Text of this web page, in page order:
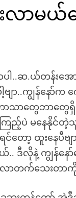
လာမယ်
..ဆ.ယ်တန်းအေ
ာ..ကျွန်နော်က
ာတွေဘာတွေရှိ
ြည့်ပဲ မနေနိုင်တဲ့
တော့ ထူးနေပီ
ယ်.. ဒီလိုနဲ့ ကျွန်
တက်သေးတာကိုပ